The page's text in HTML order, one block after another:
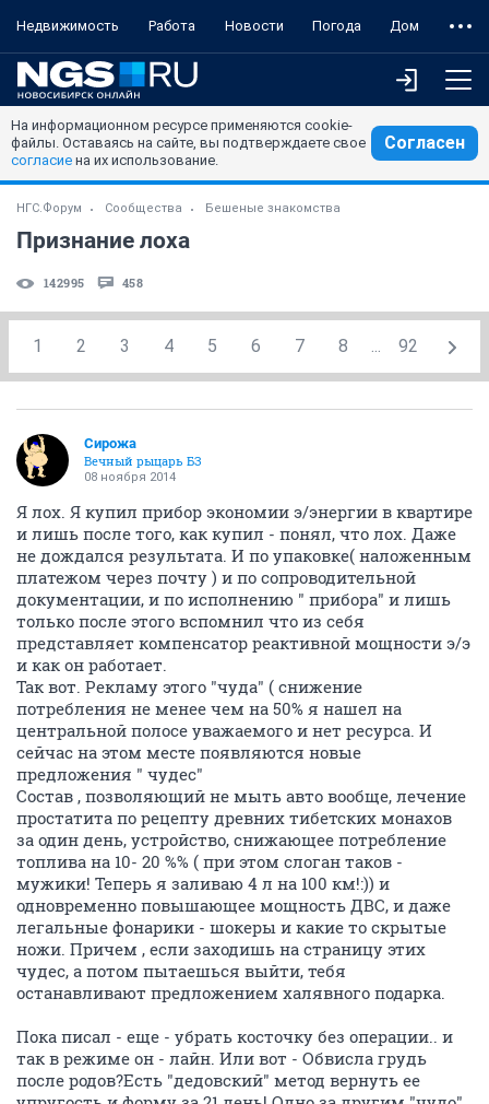
Недвижимость Работа Новости Погода Дом
На информационном ресурсе применяются cookie-
файлы. Оставаясь на сайте, вы подтверждаете свое
согласие на их использование.
Согласен
НГС.Форум Сообщества Бешеные знакомства
Признание лоха
142995 458
1 2 3 4 5 6 7 8 ... 92
Сирожа
Вечный рыцарь БЗ
08 ноября 2014
Я лох. Я купил прибор экономии э/энергии в квартире
и лишь после того, как купил - понял, что лох. Даже
не дождался результата. И по упаковке( наложенным
платежом через почту ) и по сопроводительной
документации, и по исполнению " прибора" и лишь
только после этого вспомнил что из себя
представляет компенсатор реактивной мощности э/э
и как он работает.
Так вот. Рекламу этого "чуда" ( снижение
потребления не менее чем на 50% я нашел на
центральной полосе уважаемого и нет ресурса. И
сейчас на этом месте появляются новые
предложения " чудес"
Состав , позволяющий не мыть авто вообще, лечение
простатита по рецепту древних тибетских монахов
за один день, устройство, снижающее потребление
топлива на 10- 20 %% ( при этом слоган таков -
мужики! Теперь я заливаю 4 л на 100 км!:)) и
одновременно повышающее мощность ДВС, и даже
легальные фонарики - шокеры и какие то скрытые
ножи. Причем , если заходишь на страницу этих
чудес, а потом пытаешься выйти, тебя
останавливают предложением халявного подарка.
Пока писал - еще - убрать косточку без операции.. и
так в режиме он - лайн. Или вот - Обвисла грудь
после родов?Есть "дедовский" метод вернуть ее